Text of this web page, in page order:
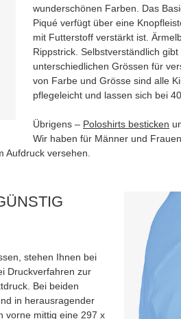
wunderschönen Farben. Das
Piqué verfügt über eine
mit Futterstoff verstärkt ist.
Rippstrick. Selbstverständlich
unterschiedlichen Grössen für
von Farbe und Grösse sind alle
pflegeleicht und lassen sich bei
Übrigens – Poloshirts besticken
Wir haben für Männer und
Aufdruck versehen.
stehen Ihnen bei
Druckverfahren zur
Bei beiden
in herausragender
vorne mittig eine 297 x